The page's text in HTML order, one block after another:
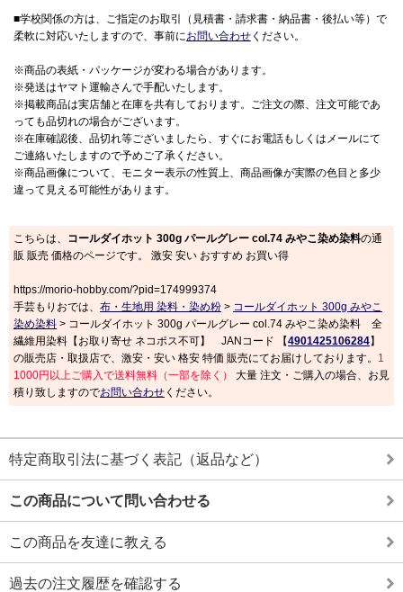
■学校関係の方は、ご指定のお取引（見積書・請求書・納品書・後払い等）で
柔軟に対応いたしますので、事前にお問い合わせ ください。
※商品の表紙・パッケージが変わる場合があります。
※発送はヤマト運輸さんで手配いたします。
※掲載商品は実店舗と在庫を共有しております。ご注文の際、注文可能であ
っても品切れの場合がございます。
※在庫確認後、品切れ等ございましたら、すぐにお電話もしくはメールにて
ご連絡いたしますので予めご了承ください。
※商品画像について、モニター表示の性質上、商品画像が実際の色目と多少
違って見える可能性があります。
こちらは、 コールダイホット 300g パールグレー col.74 みやこ染め染料の通
販 販売 価格のページです。 激安 安い おすすめ お買い得
https://morio-hobby.com/?pid=174999374
手芸もりおでは、 布・生地用 染料・染め粉 > コールダイホット 300g みやこ
染め染料 > コールダイホット 300g パールグレー col.74 みやこ染め染料 全
繊維用染料【お取り寄せ ネコポス不可】 JANコード 【4901425106284】
の販売店・取扱店で、激安・安い 格安 特価 販売にてお届けしております。 1
1000円以上ご購入で送料無料（一部を除く）
大量 注文・ご購入の場合、お見
積り致しますのでお問い合わせ ください。
特定商取引法に基づく表記（返品など）
この商品について問い合わせる
この商品を友達に教える
過去の注文履歴を確認する